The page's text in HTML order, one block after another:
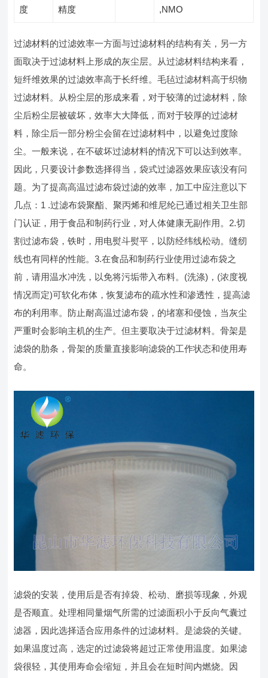
度
精度
,NMO
过滤材料的过滤效率一方面与过滤材料的结构有关，另一方
面取决于过滤材料上形成的灰尘层。从过滤材料结构来看，
短纤维效果的过滤效率高于长纤维。毛毡过滤材料高于织物
过滤材料。从粉尘层的形成来看，对于较薄的过滤材料，除
尘后粉尘层被破坏，效率大大降低，而对于较厚的过滤材
料，除尘后一部分粉尘会留在过滤材料中，以避免过度除
尘。一般来说，在不破坏过滤材料的情况下可以达到效率。
因此，只要设计参数选择得当，袋式过滤器效果应该没有问
题。为了提高高温过滤布袋过滤的效率，加工中应注意以下
几点：1 .过滤布袋聚酯、聚丙烯和维尼纶已通过相关卫生部
门认证，用于食品和制药行业，对人体健康无副作用。2.切
割过滤布袋，铁时，用电熨斗熨平，以防经纬线松动。缝纫
线也有同样的性能。3.在食品和制药行业使用过滤布袋之
前，请用温水冲洗，以免将污垢带入布料。(洗涤)，(浓度视
情况而定)可软化布体，恢复滤布的疏水性和渗透性，提高滤
布的利用率。防止耐高温过滤布袋，的堵塞和侵蚀，当灰尘
严重时会影响主机的生产。但主要取决于过滤材料。骨架是
滤袋的肋条，骨架的质量直接影响滤袋的工作状态和使用寿
命。
滤袋的安装，使用后是否有掉袋、松动、磨损等现象，外观
是否顺直。处理相同量烟气所需的过滤面积小于反向气囊过
滤器，因此选择适合应用条件的过滤材料。是滤袋的关键。
如果温度过高，选定的过滤袋将超过正常使用温度。如果滤
袋很轻，其使用寿命会缩短，并且会在短时间内燃烧。因